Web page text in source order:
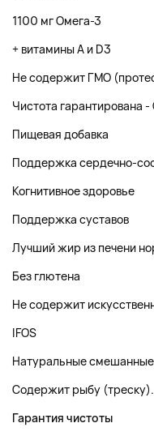
1100 мг Омега-3
+ витамины A и D3
Не содержит ГМО
Чистота гарантирована
Пищевая добавка
Поддержка сердечно-
Когнитивное здоровье
Поддержка суставов
Лучший жир из печени
Без глютена
Не содержит
IFOS
Натуральные
Содержит рыбу (треску).
Гарантия чистоты